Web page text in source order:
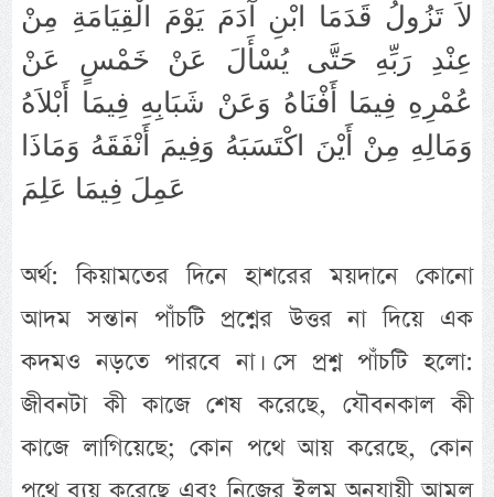
لاَ تَزُولُ قَدَمَا ابْنِ آدَمَ يَوْمَ الْقِيَامَةِ مِنْ
عِنْدِ رَبِّهِ حَتَّى يُسْأَلَ عَنْ خَمْسٍ عَنْ
عُمْرِهِ فِيمَا أَفْنَاهُ وَعَنْ شَبَابِهِ فِيمَا أَبْلاَهُ
وَمَالِهِ مِنْ أَيْنَ اكْتَسَبَهُ وَفِيمَ أَنْفَقَهُ وَمَاذَا
عَمِلَ فِيمَا عَلِمَ
অর্থ: কিয়ামতের দিনে হাশরের ময়দানে কোনো
আদম সন্তান পাঁচটি প্রশ্নের উত্তর না দিয়ে এক
কদমও নড়তে পারবে না। সে প্রশ্ন পাঁচটি হলো:
জীবনটা কী কাজে শেষ করেছে, যৌবনকাল কী
কাজে লাগিয়েছে; কোন পথে আয় করেছে, কোন